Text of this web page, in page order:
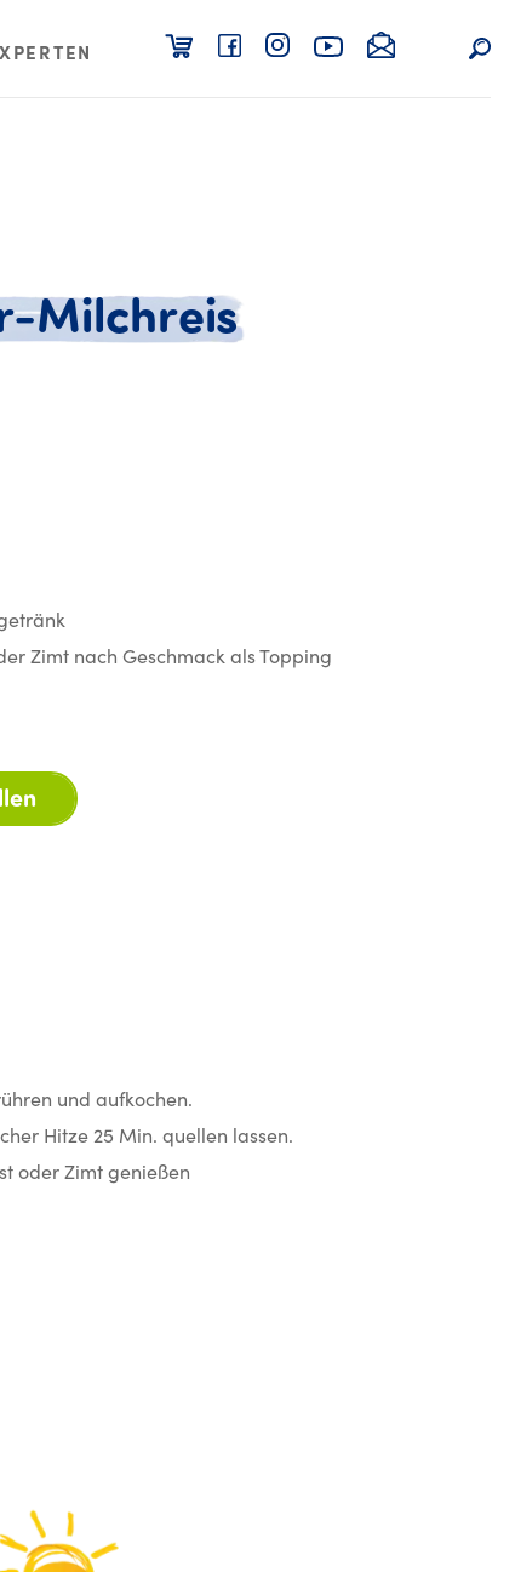
Milchreis
Kinder-Milchreis (1
Zimt nach Geschmack als Topping
und aufkochen.
Hitze 25 Min. quellen lassen.
oder Zimt genießen